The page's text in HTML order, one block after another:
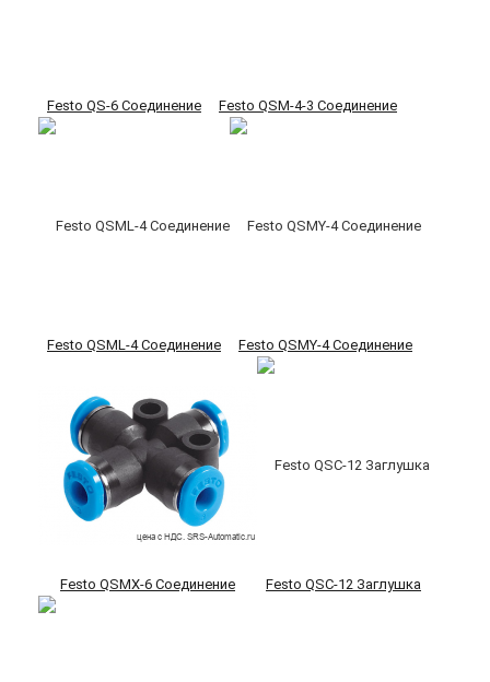
Festo QS-6 Соединение Festo QSM-4-3 Соединение
Festo QSML-4 Соединение Festo QSMY-4 Соединение
Festo QSMX-6 Соединение Festo QSC-12 Заглушка